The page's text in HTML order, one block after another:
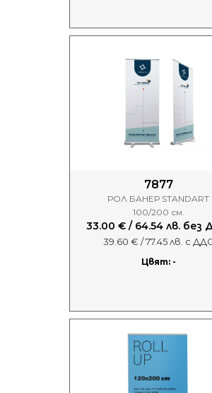
7877
РОЛ БАНЕР STANDART
100/200 см.
33.00 € / 64.54 лв. без
39.60 € / 77.45 лв. с
Цвят: -